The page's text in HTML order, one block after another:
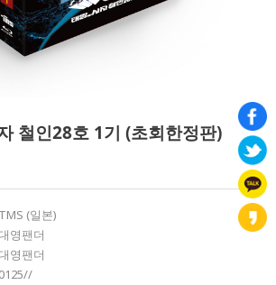
철인28호 1기 (초회한정판)
TMS (일본)
영팬더
영팬더
0125//